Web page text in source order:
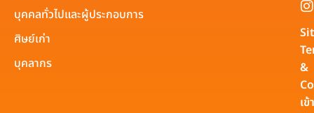
บุคคลทั่วไปและผู้ประกอบการ
ศิษย์เก่า
บุคลากร
&
เข้า